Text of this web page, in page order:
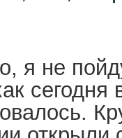
я не
сегодня